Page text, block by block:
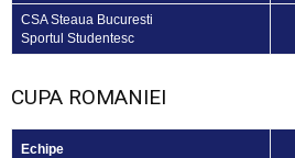
CSA Steaua Bucuresti
Sportul Studentesc
CUPA ROMANIEI
Echipe